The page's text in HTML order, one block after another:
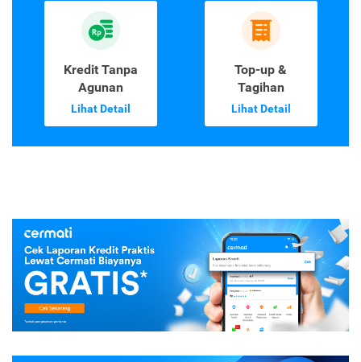
Kredit Tanpa
Agunan
Lihat Detail
Top-up &
Tagihan
Lihat Detail